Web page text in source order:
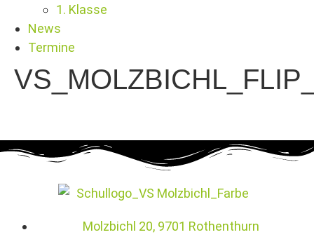
1. Klasse
News
Termine
Molzbichl 20, 9701 Rothenthurn